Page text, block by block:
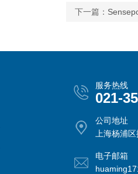
下一篇：
服务热线
021-
公司地址
上海杨浦
电子邮箱